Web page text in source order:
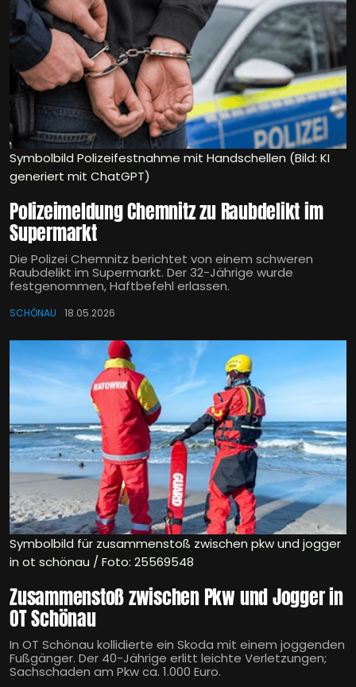
Symbolbild Polizeifestnahme mit Handschellen (Bild: KI
generiert mit ChatGPT)
Polizeimeldung Chemnitz zu Raubdelikt im
Supermarkt
Die Polizei Chemnitz berichtet von einem schweren
Raubdelikt im Supermarkt. Der 32-Jährige wurde
festgenommen, Haftbefehl erlassen.
SCHÖNAU 18.05.2026
Symbolbild für zusammenstoß zwischen pkw und jogger
in ot schönau / Foto: 25569548
Zusammenstoß zwischen Pkw und Jogger in
OT Schönau
In OT Schönau kollidierte ein Skoda mit einem joggenden
Fußgänger. Der 40-Jährige erlitt leichte Verletzungen;
Sachschaden am Pkw ca. 1.000 Euro.